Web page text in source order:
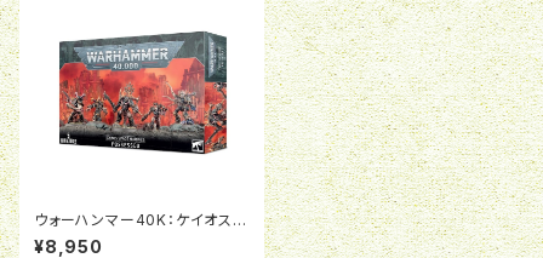
ウォーハンマー40K：ケイオス・
スペースマリーン:ポゼッスド
¥8,950